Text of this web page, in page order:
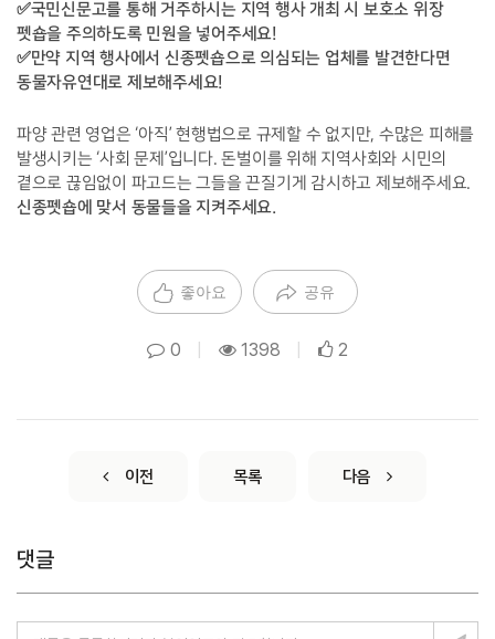
✅국민신문고를 통해 거주하시는 지역 행사 개최 시 보호소 위장
펫숍을 주의하도록 민원을 넣어주세요!
✅만약 지역 행사에서 신종펫숍으로 의심되는 업체를 발견한다면
동물자유연대로 제보해주세요!
파양 관련 영업은 ‘아직’ 현행법으로 규제할 수 없지만, 수많은 피해를
발생시키는 ‘사회 문제’입니다. 돈벌이를 위해 지역사회와 시민의
곁으로 끊임없이 파고드는 그들을 끈질기게 감시하고 제보해주세요.
신종펫숍에 맞서 동물들을 지켜주세요.
좋아요 공유
0 1398 2
이전 목록 다음
댓글